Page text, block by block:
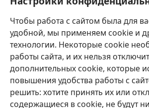
Чтобы работа с сайтом была для
удобной, мы применяем cookie и
технологии. Некоторые cookie
работы сайта, и их нельзя
дополнительных cookie, которые
повышения удобства работы с
решить: хотите принять их или
содержащиеся в cookie, не будут
Пожертвования
в
новом
окне)
ОНЛАЙН-БИБЛИОТЕКА Сторожевой
(открывается
новом
окне)
JW Hub®
(открывается
в
новом
окне)
JW Library ®
Watchtower Library